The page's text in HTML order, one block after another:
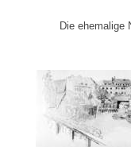
Die ehemalige